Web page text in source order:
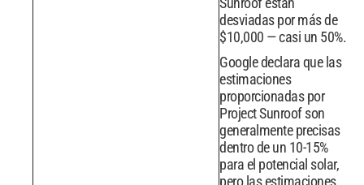
desviadas por más de
$10,000 — casi un 50%.
Google declara que las
estimaciones
proporcionadas por
Project Sunroof son
generalmente precisas
dentro de un 10-15%
para el potencial solar,
pero las estimaciones